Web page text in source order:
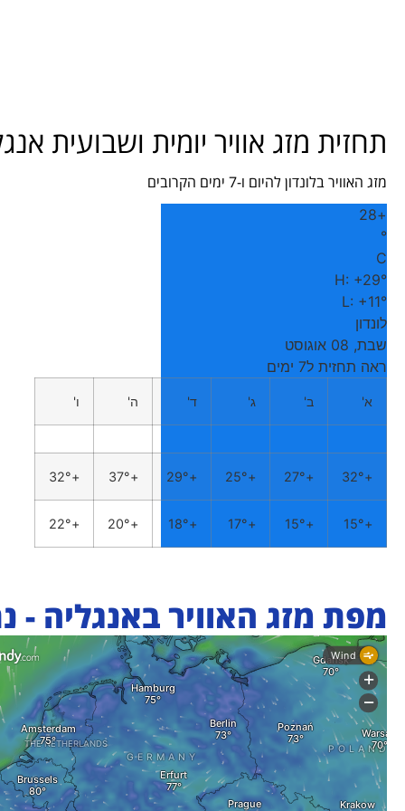
תחזית מזג אוויר יומית ושבועית
מזג האוויר בלונדון להיום ו-7 ימים הקרובים
+
28
°
C
H: +29°
L: +11°
לונדון
שבת, 08 אוגוסט
ראה תחזית ל7 ימים
א' ב' ג' ד' ה' ו'
+
32°
+
27°
+
25°
+
29°
+
37°
+
32°
+
15°
+
15°
+
17°
+
18°
+
20°
+
22°
מפת מזג האוויר באנגליה -